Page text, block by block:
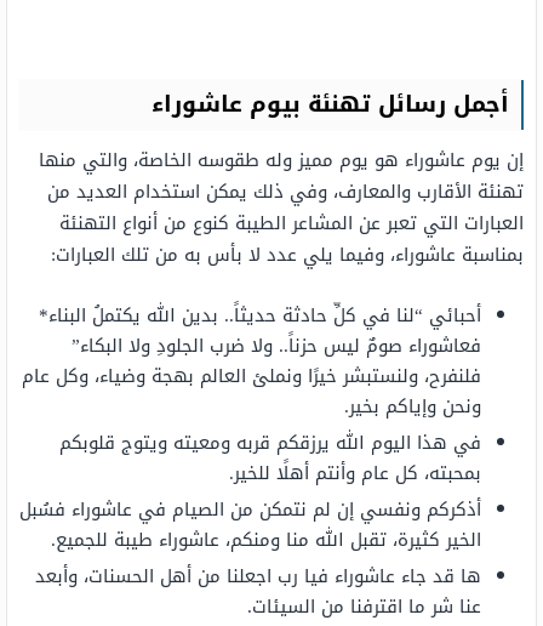
أجمل رسائل تهنئة بيوم عاشوراء
إن يوم عاشوراء هو يوم مميز وله طقوسه الخاصة، والتي منها
تهنئة الأقارب والمعارف، وفي ذلك يمكن استخدام العديد من
العبارات التي تعبر عن المشاعر الطيبة كنوع من أنواع التهنئة
بمناسبة عاشوراء، وفيما يلي عدد لا بأس به من تلك العبارات:
أحبائي “لنا في كلِّ حادثة حديثاً.. بدين الله يكتملُ البناء*
فعاشوراء صومٌ ليس حزناً.. ولا ضرب الجلودِ ولا البكاء”
فلنفرح، ولنستبشر خيرًا ونملئ العالم بهجة وضياء، وكل عام
ونحن وإياكم بخير.
في هذا اليوم الله يرزقكم قربه ومعيته ويتوج قلوبكم
بمحبته، كل عام وأنتم أهلًا للخير.
أذكركم ونفسي إن لم نتمكن من الصيام في عاشوراء فسُبل
الخير كثيرة، تقبل الله منا ومنكم، عاشوراء طيبة للجميع.
ها قد جاء عاشوراء فيا رب اجعلنا من أهل الحسنات، وأبعد
عنا شر ما اقترفنا من السيئات.